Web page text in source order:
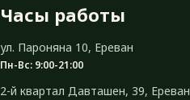
Часы работы
ул. Пароняна 10, Ереван
Пн-Вс: 9:00-21:00
2-й квартал Давташен, 39, Ереван